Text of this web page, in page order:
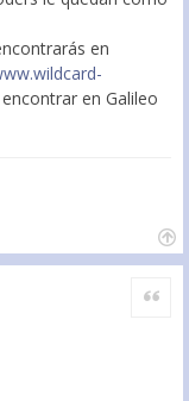
en
en Galileo
Citar